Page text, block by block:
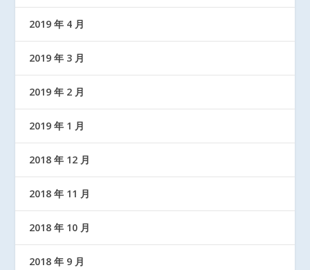
2019 年 4 月
2019 年 3 月
2019 年 2 月
2019 年 1 月
2018 年 12 月
2018 年 11 月
2018 年 10 月
2018 年 9 月